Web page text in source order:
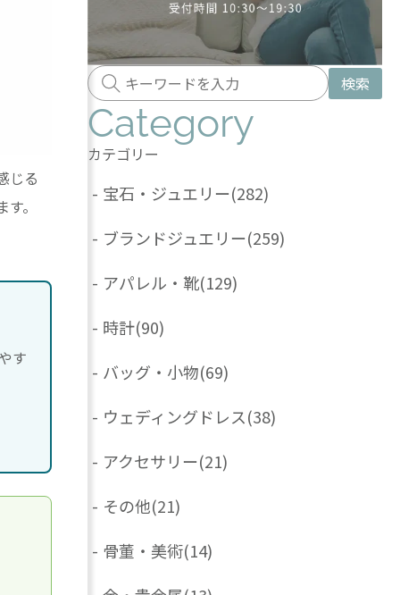
じる
。
す
検索
Category
カテゴリー
- 宝石・ジュエリー(282)
- ブランドジュエリー(259)
- アパレル・靴(129)
- 時計(90)
- バッグ・小物(69)
- ウェディングドレス(38)
- アクセサリー(21)
- その他(21)
- 骨董・美術(14)